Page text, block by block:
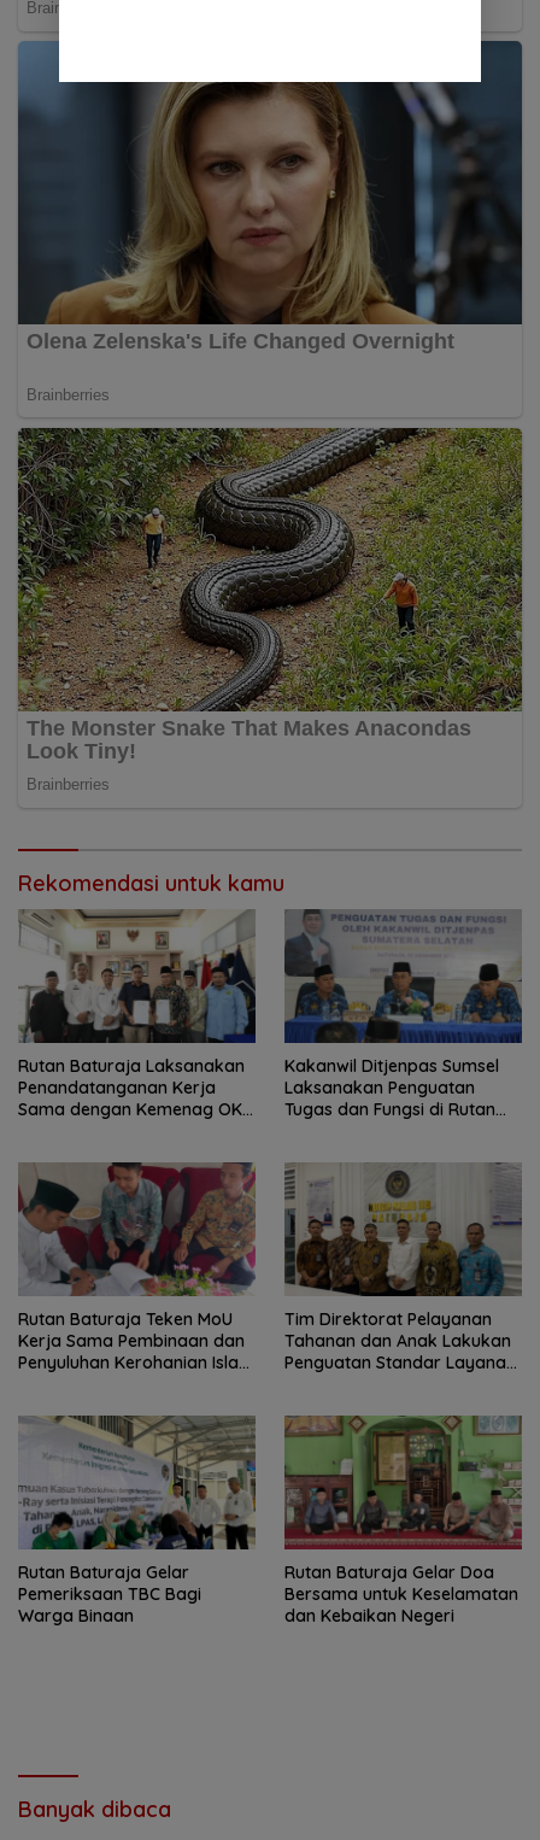
Rekomendasi untuk kamu
Rutan Baturaja Laksanakan
Penandatanganan Kerja
Sama dengan Kemenag OKU
Kakanwil Ditjenpas Sumsel
Laksanakan Penguatan
Tugas dan Fungsi di Rutan
Rutan Baturaja Teken MoU
Kerja Sama Pembinaan dan
Penyuluhan Kerohanian Islam
Mahmudah
Tim Direktorat Pelayanan
Tahanan dan Anak Lakukan
Penguatan Standar Layanan
Baturaja
Rutan Baturaja Gelar
Pemeriksaan TBC Bagi
Warga Binaan
Rutan Baturaja Gelar Doa
Bersama untuk Keselamatan
dan Kebaikan Negeri
Banyak dibaca